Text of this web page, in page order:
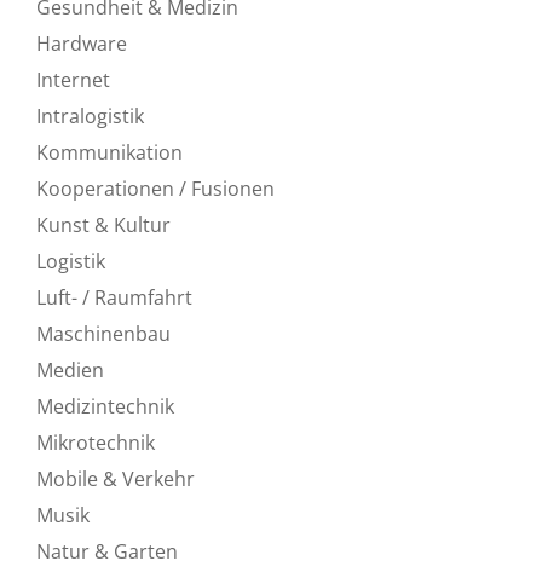
Gesundheit & Medizin
Hardware
Internet
Intralogistik
Kommunikation
Kooperationen / Fusionen
Kunst & Kultur
Logistik
Luft- / Raumfahrt
Maschinenbau
Medien
Medizintechnik
Mikrotechnik
Mobile & Verkehr
Musik
Natur & Garten